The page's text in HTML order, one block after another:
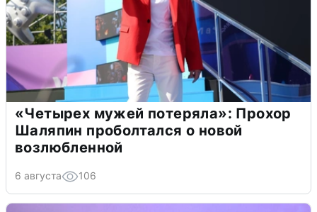
«Четырех мужей потеряла»: Прохор
Шаляпин проболтался о новой
возлюбленной
6 августа 106